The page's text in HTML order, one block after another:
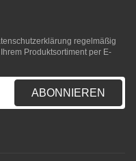
regelmäßig
Produktsortiment per E-
ABONNIEREN